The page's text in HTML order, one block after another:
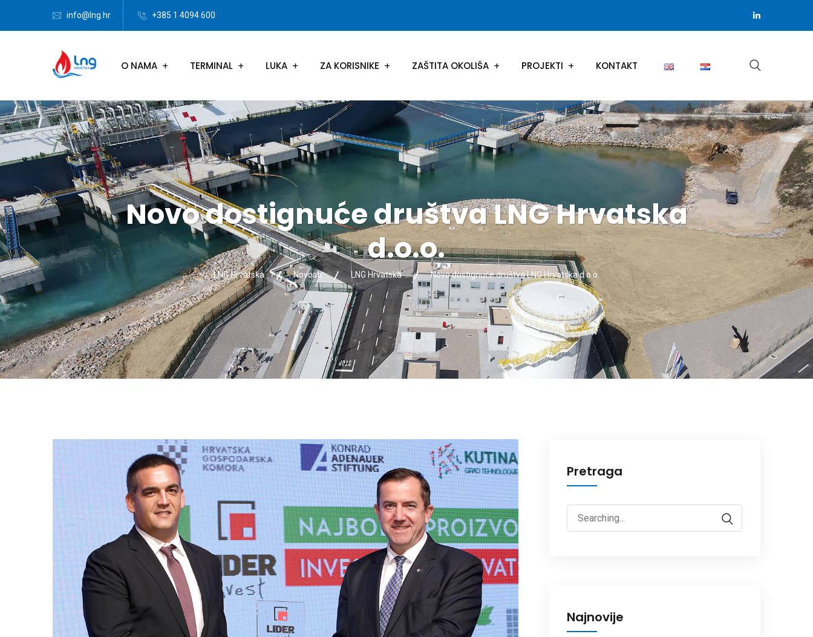
info@lng.hr +385 1 4094 600
O NAMA TERMINAL LUKA ZA KORISNIKE ZAŠTITA OKOLIŠA PROJEKTI KONTAKT
Novo dostignuće društva LNG Hrvatska
d.o.o.
LNG Hrvatska Novosti LNG Hrvatska Novo dostignuće društva LNG Hrvatska d.o.o.
Pretraga
Najnovije